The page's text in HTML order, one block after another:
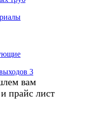
3
вам
прайс лист